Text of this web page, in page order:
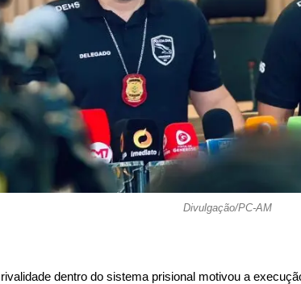
Divulgação/PC-AM
dentro do sistema prisional motivou a